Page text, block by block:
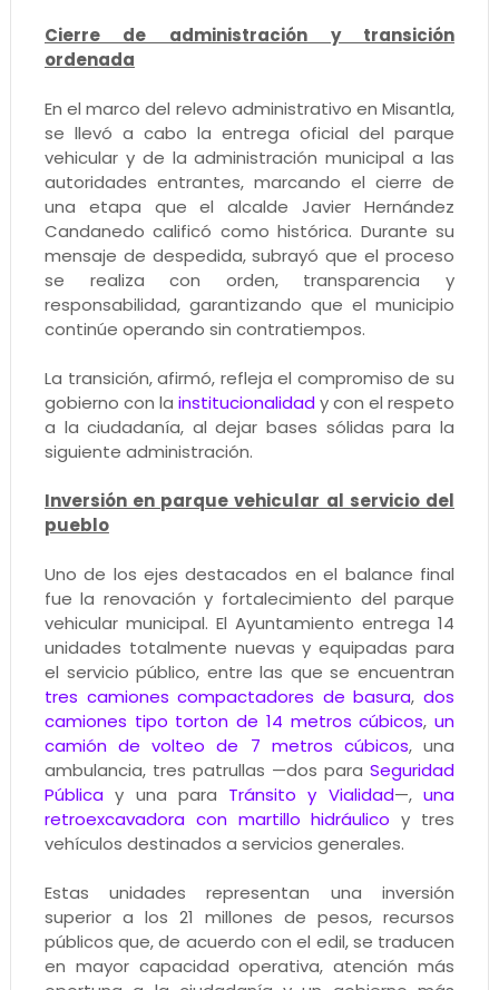
Cierre de administración y transición
ordenada
En el marco del relevo administrativo en Misantla,
se llevó a cabo la entrega oficial del parque
vehicular y de la administración municipal a las
autoridades entrantes, marcando el cierre de
una etapa que el alcalde Javier Hernández
Candanedo calificó como histórica. Durante su
mensaje de despedida, subrayó que el proceso
se realiza con orden, transparencia y
responsabilidad, garantizando que el municipio
continúe operando sin contratiempos.
La transición, afirmó, refleja el compromiso de su
gobierno con la institucionalidady con el respeto
a la ciudadanía, al dejar bases sólidas para la
siguiente administración.
Inversión en parque vehicular al servicio del
pueblo
Uno de los ejes destacados en el balance final
fue la renovación y fortalecimiento del parque
vehicular municipal. El Ayuntamiento entrega 14
unidades totalmente nuevas y equipadas para
el servicio público, entre las que se encuentran
tres camiones compactadores de basura,dos
camiones tipo torton de 14 metros cúbicos,un
camión de volteo de 7 metros cúbicos, una
ambulancia, tres patrullas —dos paraSeguridad
Públicay una para Tránsito y Vialidad—,una
retroexcavadora con martillo hidráulico y tres
vehículos destinados a servicios generales.
Estas unidades representan una inversión
superior a los 21 millones de pesos, recursos
públicos que, de acuerdo con el edil, se traducen
en mayor capacidad operativa, atención más